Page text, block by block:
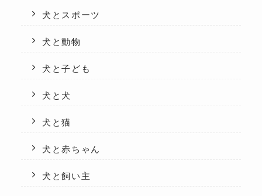
犬とスポーツ
犬と動物
犬と子ども
犬と犬
犬と猫
犬と赤ちゃん
犬と飼い主